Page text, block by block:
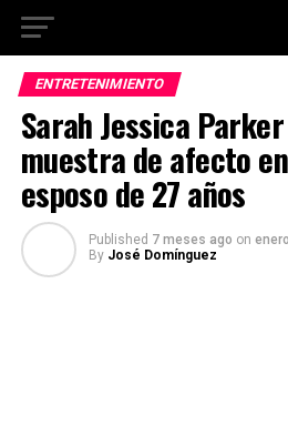
ENTRETENIMIENTO
Sarah Jessica
muestra de afecto
esposo de 27 años
Published 7 meses ago on
By José Domínguez